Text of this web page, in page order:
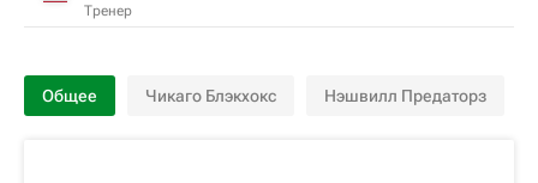
Тренер
Общее Чикаго Блэкхокс Нэшвилл Предаторз